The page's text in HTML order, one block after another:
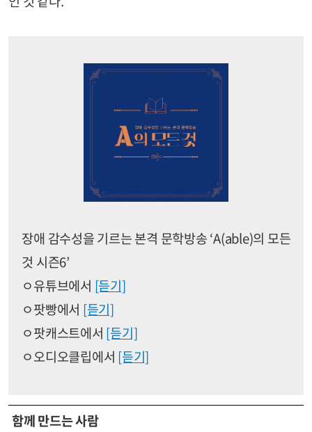
장애 감수성을 기르는 본격 문학방송 ‘A(able)의 모든
것 시즌6’
ㅇ유튜브에서 [듣기]
ㅇ팟빵에서 [듣기]
ㅇ팟캐스트에서 [듣기]
ㅇ오디오클립에서 [듣기]
함께 만드는 사람